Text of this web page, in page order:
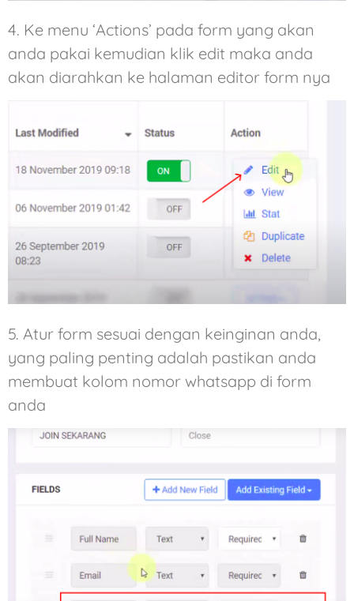
4. Ke menu ‘Actions’ pada form yang akan
anda pakai kemudian klik edit maka anda
akan diarahkan ke halaman editor form nya
5. Atur form sesuai dengan keinginan anda,
yang paling penting adalah pastikan anda
membuat kolom nomor whatsapp di form
anda